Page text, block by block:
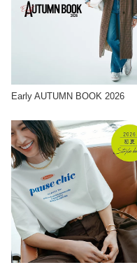
Early AUTUMN BOOK 2026